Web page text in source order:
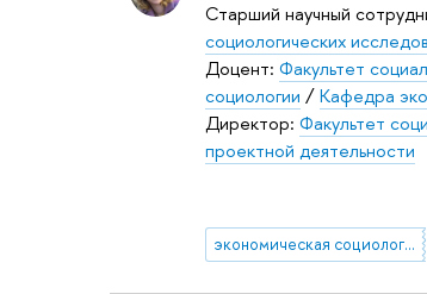
Старший научный
социологических
Доцент: Факультет
социологии /Кафедра
Директор: Факультет
проектной деятельности
экономическая социология